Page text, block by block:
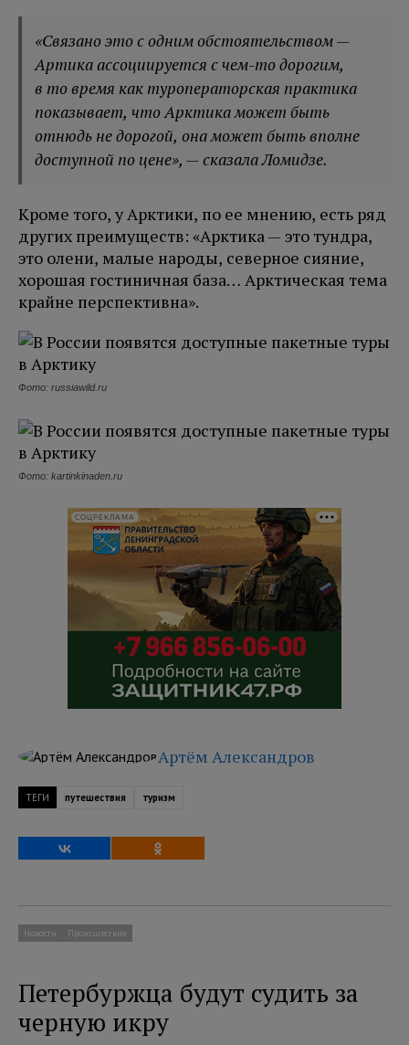
«Связано это с одним обстоятельством —
Артика ассоциируется с чем-то дорогим,
в то время как туроператорская практика
показывает, что Арктика может быть
отнюдь не дорогой, она может быть вполне
доступной по цене», — сказала Ломидзе.
Кроме того, у Арктики, по ее мнению, есть ряд
других преимуществ: «Арктика — это тундра,
это олени, малые народы, северное сияние,
хорошая гостиничная база… Арктическая тема
крайне перспективна».
Фото: russiawild.ru
Фото: kartinkinaden.ru
СОЦРЕКЛАМА
Артём Александров
ТЕГИ путешествия туризм
Новости Происшествия
Петербуржца будут судить за
черную икру